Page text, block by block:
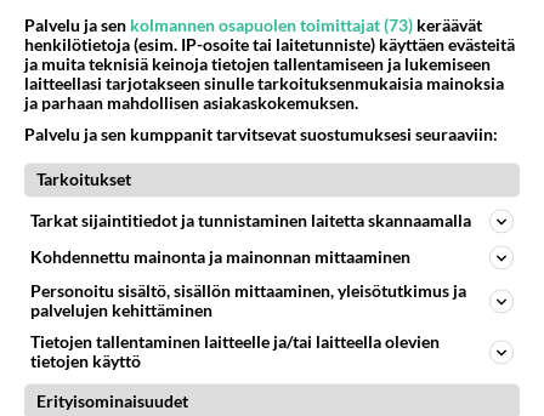
Äänestä Kommentoi
Anonyymi
2024-03-01 05:55:15
PS = Pahaa Skeidaa
Äänestä Kommentoi
Anonyymi
2024-03-01 06:45:07
Kyllä Sanna Marin sitä kovasti yritti, ja oppositio
haluaisi jatkaa.
Palvelu ja sen kolmannen osapuolen toimittajat (73) keräävät
henkilötietoja (esim. IP-osoite tai laitetunniste) käyttäen evästeitä
ja muita teknisiä keinoja tietojen tallentamiseen ja lukemiseen
laitteellasi tarjotakseen sinulle tarkoituksenmukaisia mainoksia
ja parhaan mahdollisen asiakaskokemuksen.
Palvelu ja sen kumppanit tarvitsevat suostumuksesi seuraaviin:
Tarkoitukset
Tarkat sijaintitiedot ja tunnistaminen laitetta skannaamalla
Kohdennettu mainonta ja mainonnan mittaaminen
Personoitu sisältö, sisällön mittaaminen, yleisötutkimus ja
palvelujen kehittäminen
Tietojen tallentaminen laitteelle ja/tai laitteella olevien
tietojen käyttö
Erityisominaisuudet